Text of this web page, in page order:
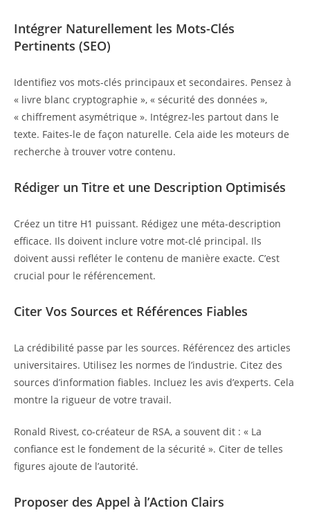
Intégrer Naturellement les Mots-Clés
Pertinents (SEO)
Identifiez vos mots-clés principaux et secondaires. Pensez à
« livre blanc cryptographie », « sécurité des données »,
« chiffrement asymétrique ». Intégrez-les partout dans le
texte. Faites-le de façon naturelle. Cela aide les moteurs de
recherche à trouver votre contenu.
Rédiger un Titre et une Description Optimisés
Créez un titre H1 puissant. Rédigez une méta-description
efficace. Ils doivent inclure votre mot-clé principal. Ils
doivent aussi refléter le contenu de manière exacte. C’est
crucial pour le référencement.
Citer Vos Sources et Références Fiables
La crédibilité passe par les sources. Référencez des articles
universitaires. Utilisez les normes de l’industrie. Citez des
sources d’information fiables. Incluez les avis d’experts. Cela
montre la rigueur de votre travail.
Ronald Rivest, co-créateur de RSA, a souvent dit : « La
confiance est le fondement de la sécurité ». Citer de telles
figures ajoute de l’autorité.
Proposer des Appel à l’Action Clairs